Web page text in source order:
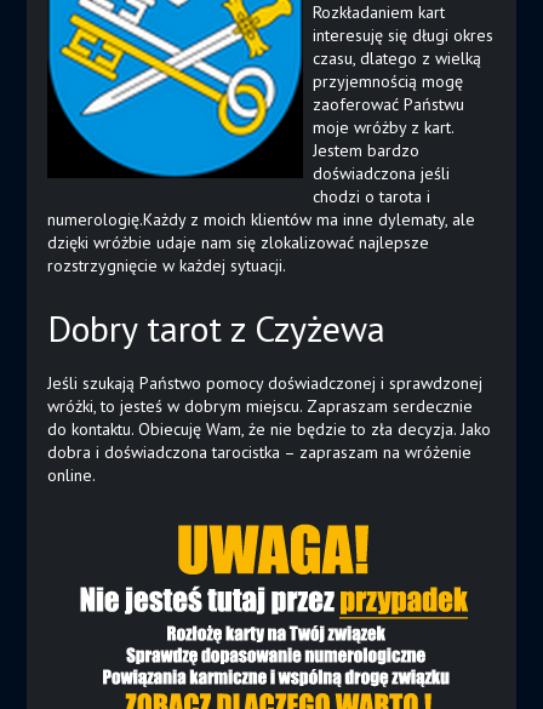
Rozkładaniem kart
interesuję się długi okres
czasu, dlatego z wielką
przyjemnością mogę
zaoferować Państwu
moje wróżby z kart.
Jestem bardzo
doświadczona jeśli
chodzi o tarota i
numerologię.Każdy z moich klientów ma inne dylematy, ale
dzięki wróżbie udaje nam się zlokalizować najlepsze
rozstrzygnięcie w każdej sytuacji.
Dobry tarot z Czyżewa
Jeśli szukają Państwo pomocy doświadczonej i sprawdzonej
wróżki, to jesteś w dobrym miejscu. Zapraszam serdecznie
do kontaktu. Obiecuję Wam, że nie będzie to zła decyzja. Jako
dobra i doświadczona tarocistka – zapraszam na wróżenie
online.